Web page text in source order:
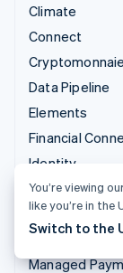
Climate
Connect
Cryptomonnaie
Data Pipeline
Elements
Financial
Identity
Invoicing
Issuing
Link
Managed
You’re viewing
like you’re in the
Switch to the